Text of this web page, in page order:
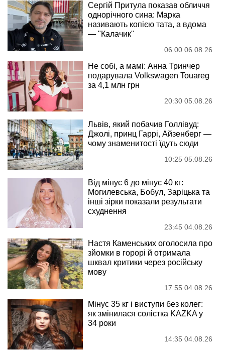
Сергій Притула показав обличчя
однорічного сина: Марка
називають копією тата, а вдома
— "Калачик"
06:00 06.08.26
Не собі, а мамі: Анна Тринчер
подарувала Volkswagen Touareg
за 4,1 млн грн
20:30 05.08.26
Львів, який побачив Голлівуд:
Джолі, принц Гаррі, Айзенберг —
чому знаменитості їдуть сюди
10:25 05.08.26
Від мінус 6 до мінус 40 кг:
Могилевська, Бобул, Заріцька та
інші зірки показали результати
схуднення
23:45 04.08.26
Настя Каменських оголосила про
зйомки в горорі й отримала
шквал критики через російську
мову
17:55 04.08.26
Мінус 35 кг і виступи без колег:
як змінилася солістка KAZKA у
34 роки
14:35 04.08.26